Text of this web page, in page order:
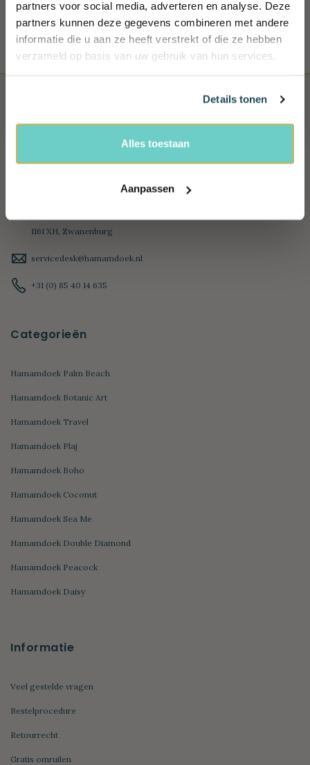
partners voor social media, adverteren en analyse. Deze
partners kunnen deze gegevens combineren met andere
informatie die u aan ze heeft verstrekt of die ze hebben
verzameld op basis van uw gebruik van hun services.
Details tonen
Alles toestaan
Aanpassen
1161 XH, Zwanenburg
servicedesk@hamamdoek.nl
+31 (0) 85 40 14 635
Categorieën
Hamamdoek Palm Beach
Hamamdoek Botanic Art
Hamamdoek Travel
Hamamdoek Plaj
Hamamdoek Boho
Hamamdoek Coconut
Hamamdoek Sea Me
Hamamdoek Double Diamond
Hamamdoek Peacock
Hamamdoek Daisy
Informatie
Veel gestelde vragen
Bestelprocedure
Retourrecht
Gratis omruilen
voordelen, (reis) tips én 10% korting!
Name